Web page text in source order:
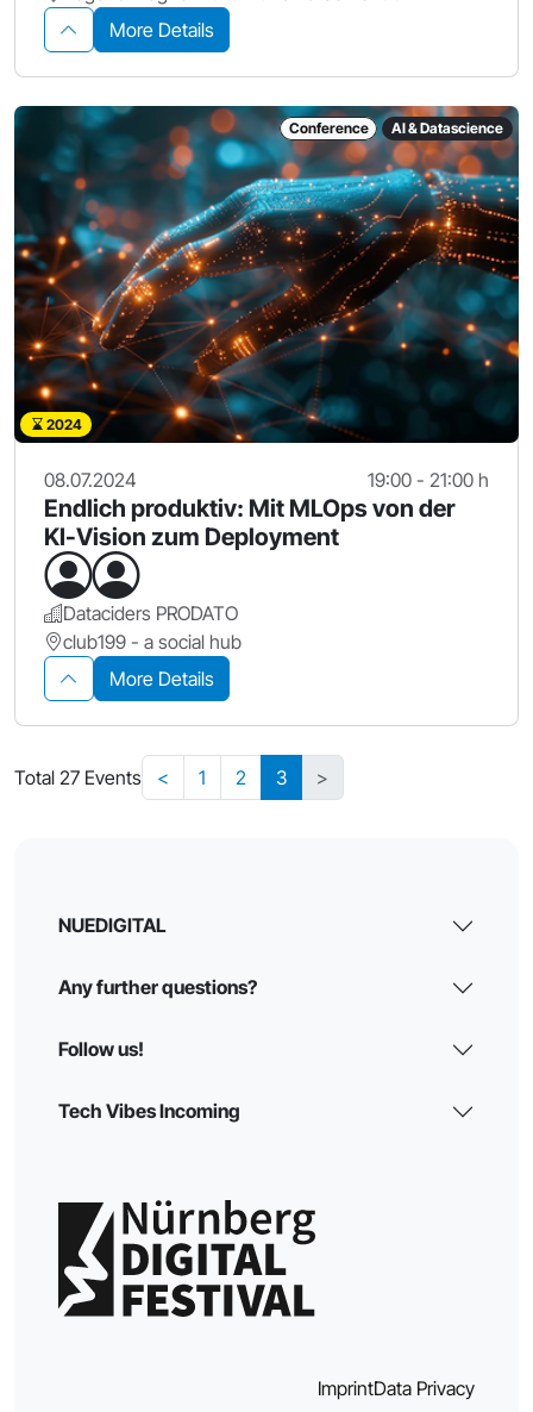
More Details
Conference AI & Datascience
2024
08.07.2024 19:00 - 21:00 h
Endlich produktiv: Mit MLOps von der
KI-Vision zum Deployment
Dataciders PRODATO
club199 - a social hub
More Details
Total 27 Events < 1 2 3 >
NUEDIGITAL
Any further questions?
Follow us!
Tech Vibes Incoming
ImprintData Privacy